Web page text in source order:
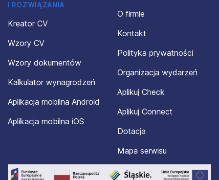
I ROZWIĄZANIA
Kreator CV
Wzory CV
Wzory dokumentów
Kalkulator wynagrodzeń
Aplikacja mobilna Android
Aplikacja mobilna iOS
O firmie
Kontakt
Polityka prywatności
Organizacja wydarzeń
Aplikuj Check
Aplikuj Connect
Dotacja
Mapa serwisu